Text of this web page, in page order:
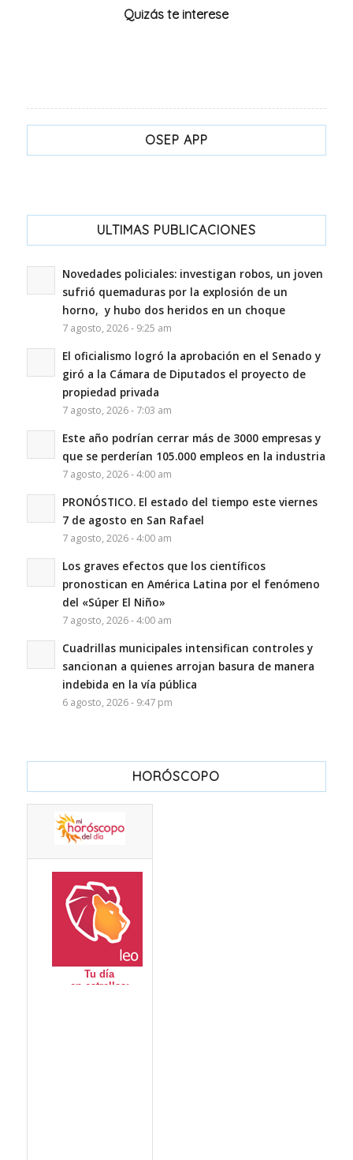
Quizás te interese
OSEP APP
ULTIMAS PUBLICACIONES
Novedades policiales: investigan robos, un joven
sufrió quemaduras por la explosión de un
horno, y hubo dos heridos en un choque
7 agosto, 2026 - 9:25 am
El oficialismo logró la aprobación en el Senado y
giró a la Cámara de Diputados el proyecto de
propiedad privada
7 agosto, 2026 - 7:03 am
Este año podrían cerrar más de 3000 empresas y
que se perderían 105.000 empleos en la industria
7 agosto, 2026 - 4:00 am
PRONÓSTICO. El estado del tiempo este viernes
7 de agosto en San Rafael
7 agosto, 2026 - 4:00 am
Los graves efectos que los científicos
pronostican en América Latina por el fenómeno
del «Súper El Niño»
7 agosto, 2026 - 4:00 am
Cuadrillas municipales intensifican controles y
sancionan a quienes arrojan basura de manera
indebida en la vía pública
6 agosto, 2026 - 9:47 pm
HORÓSCOPO